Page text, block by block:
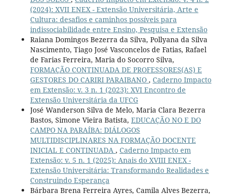
(2024): XVII ENEX - Extensão Universitária, Arte e
Cultura: desafios e caminhos possíveis para
indissociabilidade entre Ensino, Pesquisa e Extensão
Raiana Domingos Bezerra da Silva, Pollyana da Silva
Nascimento, Tiago José Vasconcelos de Fatias, Rafael
de Farias Ferreira, Maria do Socorro Silva,
FORMAÇÃO CONTINUADA DE PROFESSORES(AS) E
GESTORES DO CARIRI PARAIBANO , Caderno Impacto
em Extensão: v. 3 n. 1 (2023): XVI Encontro de
Extensão Universitária da UFCG
José Wanderson Silva de Melo, Maria Clara Bezerra
Bastos, Simone Vieira Batista, EDUCAÇÃO NO E DO
CAMPO NA PARAÍBA: DIÁLOGOS
MULTIDISCIPLINARES NA FORMAÇÃO DOCENTE
INICIAL E CONTINUADA , Caderno Impacto em
Extensão: v. 5 n. 1 (2025): Anais do XVIII ENEX -
Extensão Universitária: Transformando Realidades e
Construindo Esperança
Bárbara Brena Ferreira Ayres, Camila Alves Bezerra,